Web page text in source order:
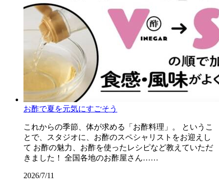
お酢で夏を元気にすごそう
これからの季節、体が求める「お酢料理」。 というこ
とで、スタジオに、お酢のスペシャリストをお迎えし
て お酢の魅力、お酢を使ったレシピなど教えていただ
きました！ 全国各地のお酢屋さん……
2026/7/11